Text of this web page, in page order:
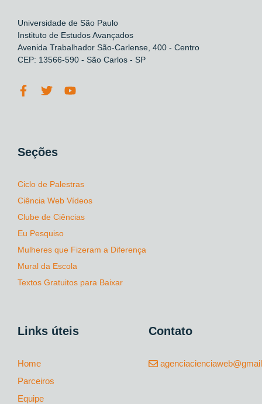
Universidade de São Paulo
Instituto de Estudos Avançados
Avenida Trabalhador São-Carlense, 400 - Centro
CEP: 13566-590 - São Carlos - SP
Seções
Ciclo de Palestras
Ciência Web Vídeos
Clube de Ciências
Eu Pesquiso
Mulheres que Fizeram a Diferença
Mural da Escola
Textos Gratuitos para Baixar
Links úteis
Home
Parceiros
Equipe
Contato